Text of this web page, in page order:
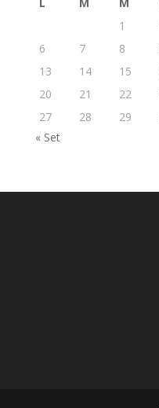
1
6
7 8
13
14 15
20
21 22
27
28 29
« Set